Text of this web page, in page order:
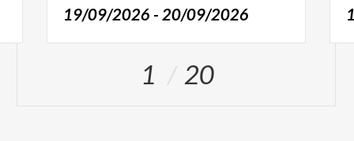
19/09/2026 - 20/09/2026
1 20